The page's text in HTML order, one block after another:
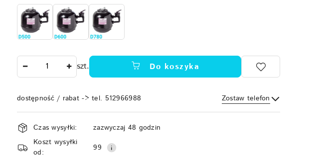
szt. Do koszyka
dostępność / rabat -> tel. 512966988 Zostaw telefon
Wyślij
Dostępność
i
dostawa
Czas wysyłki:
zazwyczaj 48 godzin
Koszt wysyłki
od:
99